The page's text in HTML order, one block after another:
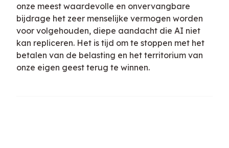
onze meest waardevolle en onvervangbare
bijdrage het zeer menselijke vermogen worden
voor volgehouden, diepe aandacht die AI niet
kan repliceren. Het is tijd om te stoppen met het
betalen van de belasting en het territorium van
onze eigen geest terug te winnen.